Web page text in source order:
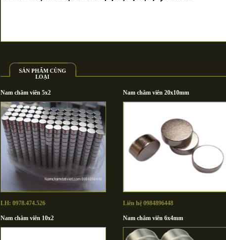
SẢN PHẨM CÙNG
LOẠI
Nam châm viên 5x2
LH: 0978.474.526
Nam châm viên 20x10mm
Liên hệ 0984896448
Nam châm viên 10x2 Nam châm viên 6x4mm